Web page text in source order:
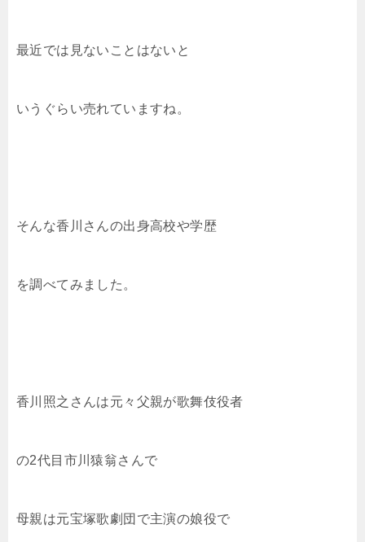
最近では見ないことはないと
いうぐらい売れていますね。
そんな香川さんの出身高校や学歴
を調べてみました。
香川照之さんは元々父親が歌舞伎役者
の2代目市川猿翁さんで
母親は元宝塚歌劇団で主演の娘役で